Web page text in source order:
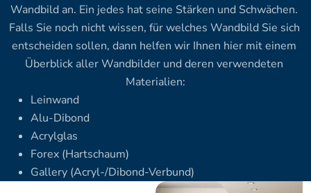
Wandbild an. Ein jedes hat seine Stärken und Schwächen.
Falls Sie noch nicht wissen, für welches Wandbild Sie sich
entscheiden sollen, dann helfen wir Ihnen hier mit einem
Überblick aller Wandbilder und deren verwendeten
Materialien:
Leinwand
Alu-Dibond
Acrylglas
Forex (Hartschaum)
Gallery (Acryl-/Dibond-Verbund)